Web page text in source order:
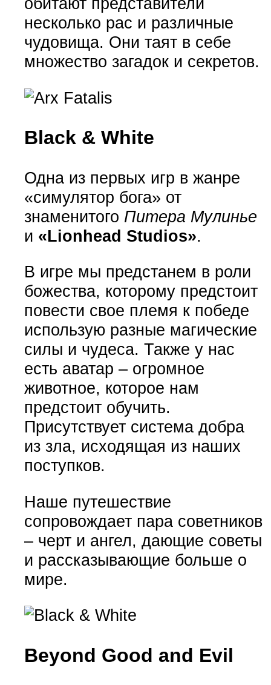
несколько рас и различные
чудовища. Они таят в себе
множество загадок и секретов.
Black & White
Одна из первых игр в жанре
«симулятор бога» от
знаменитого Питера Мулинье
и «Lionhead Studios».
В игре мы предстанем в роли
божества, которому предстоит
повести свое племя к победе
использую разные магические
силы и чудеса. Также у нас
есть аватар – огромное
животное, которое нам
предстоит обучить.
Присутствует система добра
из зла, исходящая из наших
поступков.
Наше путешествие
сопровождает пара советников
– черт и ангел, дающие советы
и рассказывающие больше о
мире.
Beyond Good and Evil